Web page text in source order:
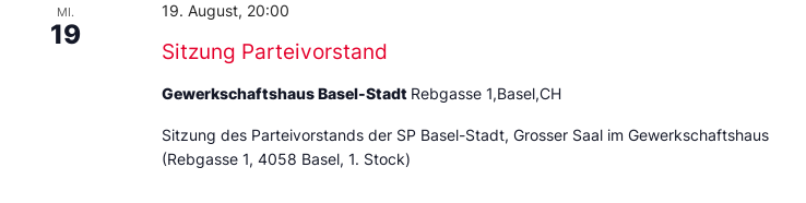
MI.
19
Sitzung Parteivorstand
19. August, 20:00
Gewerkschaftshaus Basel-Stadt Rebgasse 1,Basel,CH
Sitzung des Parteivorstands der SP Basel-Stadt, Grosser Saal im Gewerkschaftshaus
(Rebgasse 1, 4058 Basel, 1. Stock)